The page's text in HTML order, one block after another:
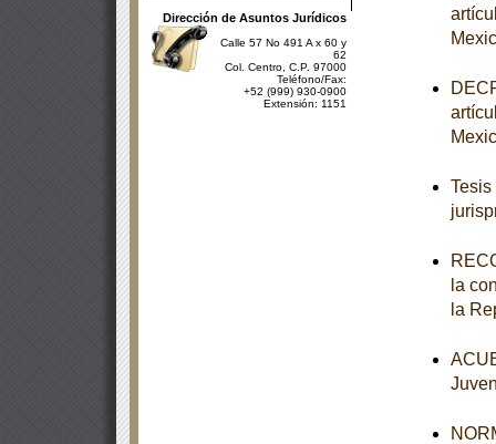
Dirección de Asuntos Jurídicos
Calle 57 No 491 A x 60 y
62
Col. Centro, C.P. 97000
Teléfono/Fax:
+52 (999) 930-0900
Extensión: 1151
la
la